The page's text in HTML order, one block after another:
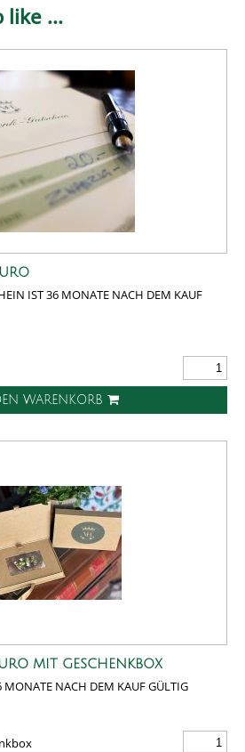
like ...
IST 36 MONATE NACH DEM KAUF
WARENKORB
MIT GESCHENKBOX
MONATE NACH DEM KAUF GÜLTIG